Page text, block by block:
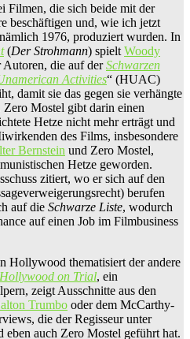
Filmen, die sich beide mit der
beschäftigen und, wie ich jetzt
1976, produziert wurden. In
(Der Strohmann) spielt Woody
Autoren, die auf derSchwarzen
Activities“ (HUAC)
damit sie das gegen sie verhängte
Mostel gibt darin einen
Hetze nicht mehr erträgt und
des Films, insbesondere
Bernstein und Zero Mostel,
Hetze geworden.
zitiert, wo er sich auf den
berufen
auf die Schwarze Liste, wodurch
auf einen Job im Filmbusiness
Hollywood thematisiert der andere
Hollywood on Trial, ein
zeigt Ausschnitte aus den
Trumbo oder dem McCarthy-
die der Regisseur unter
eben auch Zero Mostel geführt hat.